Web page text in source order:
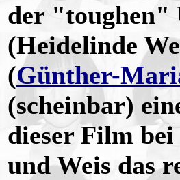
der "toughen"
(Heidelinde
(Günther-
(scheinbar)
dieser Film
und Weis das